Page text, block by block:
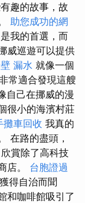
趣的故事，故
助您成功的網
我的首選，而
威巡遊可以提供
漏水 就像一個
常適合發現這艘
自己在挪威的漫
很小的海濱村莊
攤車回收 我真的
在路的盡頭，
賞除了高科技
店。 台胞證過
得自治而聞
和咖啡館吸引了